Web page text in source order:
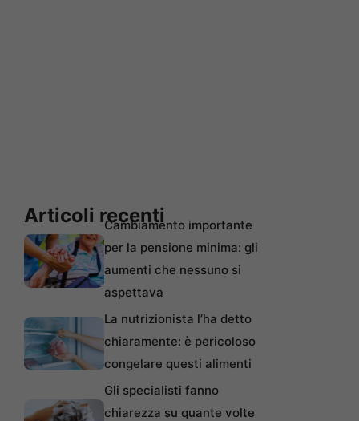
Articoli recentiCambiamento importante
per la pensione minima: gli
aumenti che nessuno si
aspettava
La nutrizionista l’ha detto
chiaramente: è pericoloso
congelare questi alimenti
Gli specialisti fanno
chiarezza su quante volte